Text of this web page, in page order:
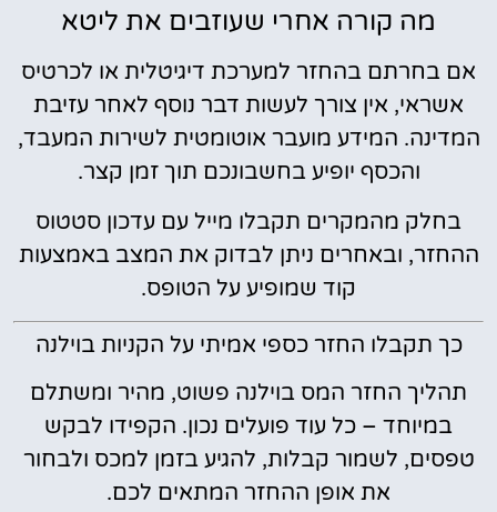
מה קורה אחרי שעוזבים את ליטא
אם בחרתם בהחזר למערכת דיגיטלית או לכרטיס
אשראי, אין צורך לעשות דבר נוסף לאחר עזיבת
המדינה. המידע מועבר אוטומטית לשירות המעבד,
והכסף יופיע בחשבונכם תוך זמן קצר.
בחלק מהמקרים תקבלו מייל עם עדכון סטטוס
ההחזר, ובאחרים ניתן לבדוק את המצב באמצעות
קוד שמופיע על הטופס.
כך תקבלו החזר כספי אמיתי על הקניות בוילנה
תהליך החזר המס בוילנה פשוט, מהיר ומשתלם
במיוחד – כל עוד פועלים נכון. הקפידו לבקש
טפסים, לשמור קבלות, להגיע בזמן למכס ולבחור
את אופן ההחזר המתאים לכם.